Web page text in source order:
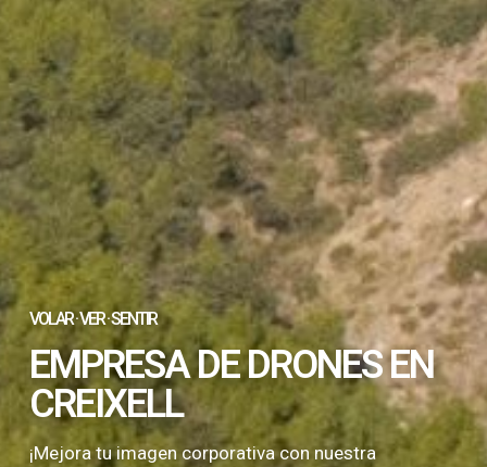
VOLAR · VER · SENTIR
EMPRESA DE DRONES EN
CREIXELL
¡Mejora tu imagen corporativa con nuestra